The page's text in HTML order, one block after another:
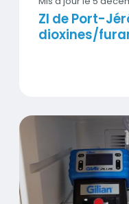
ZI de Port-
dioxines/
Nouveau rapport :